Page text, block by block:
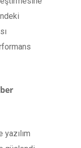
yazılım